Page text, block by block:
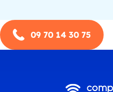
09 70 14 30 75